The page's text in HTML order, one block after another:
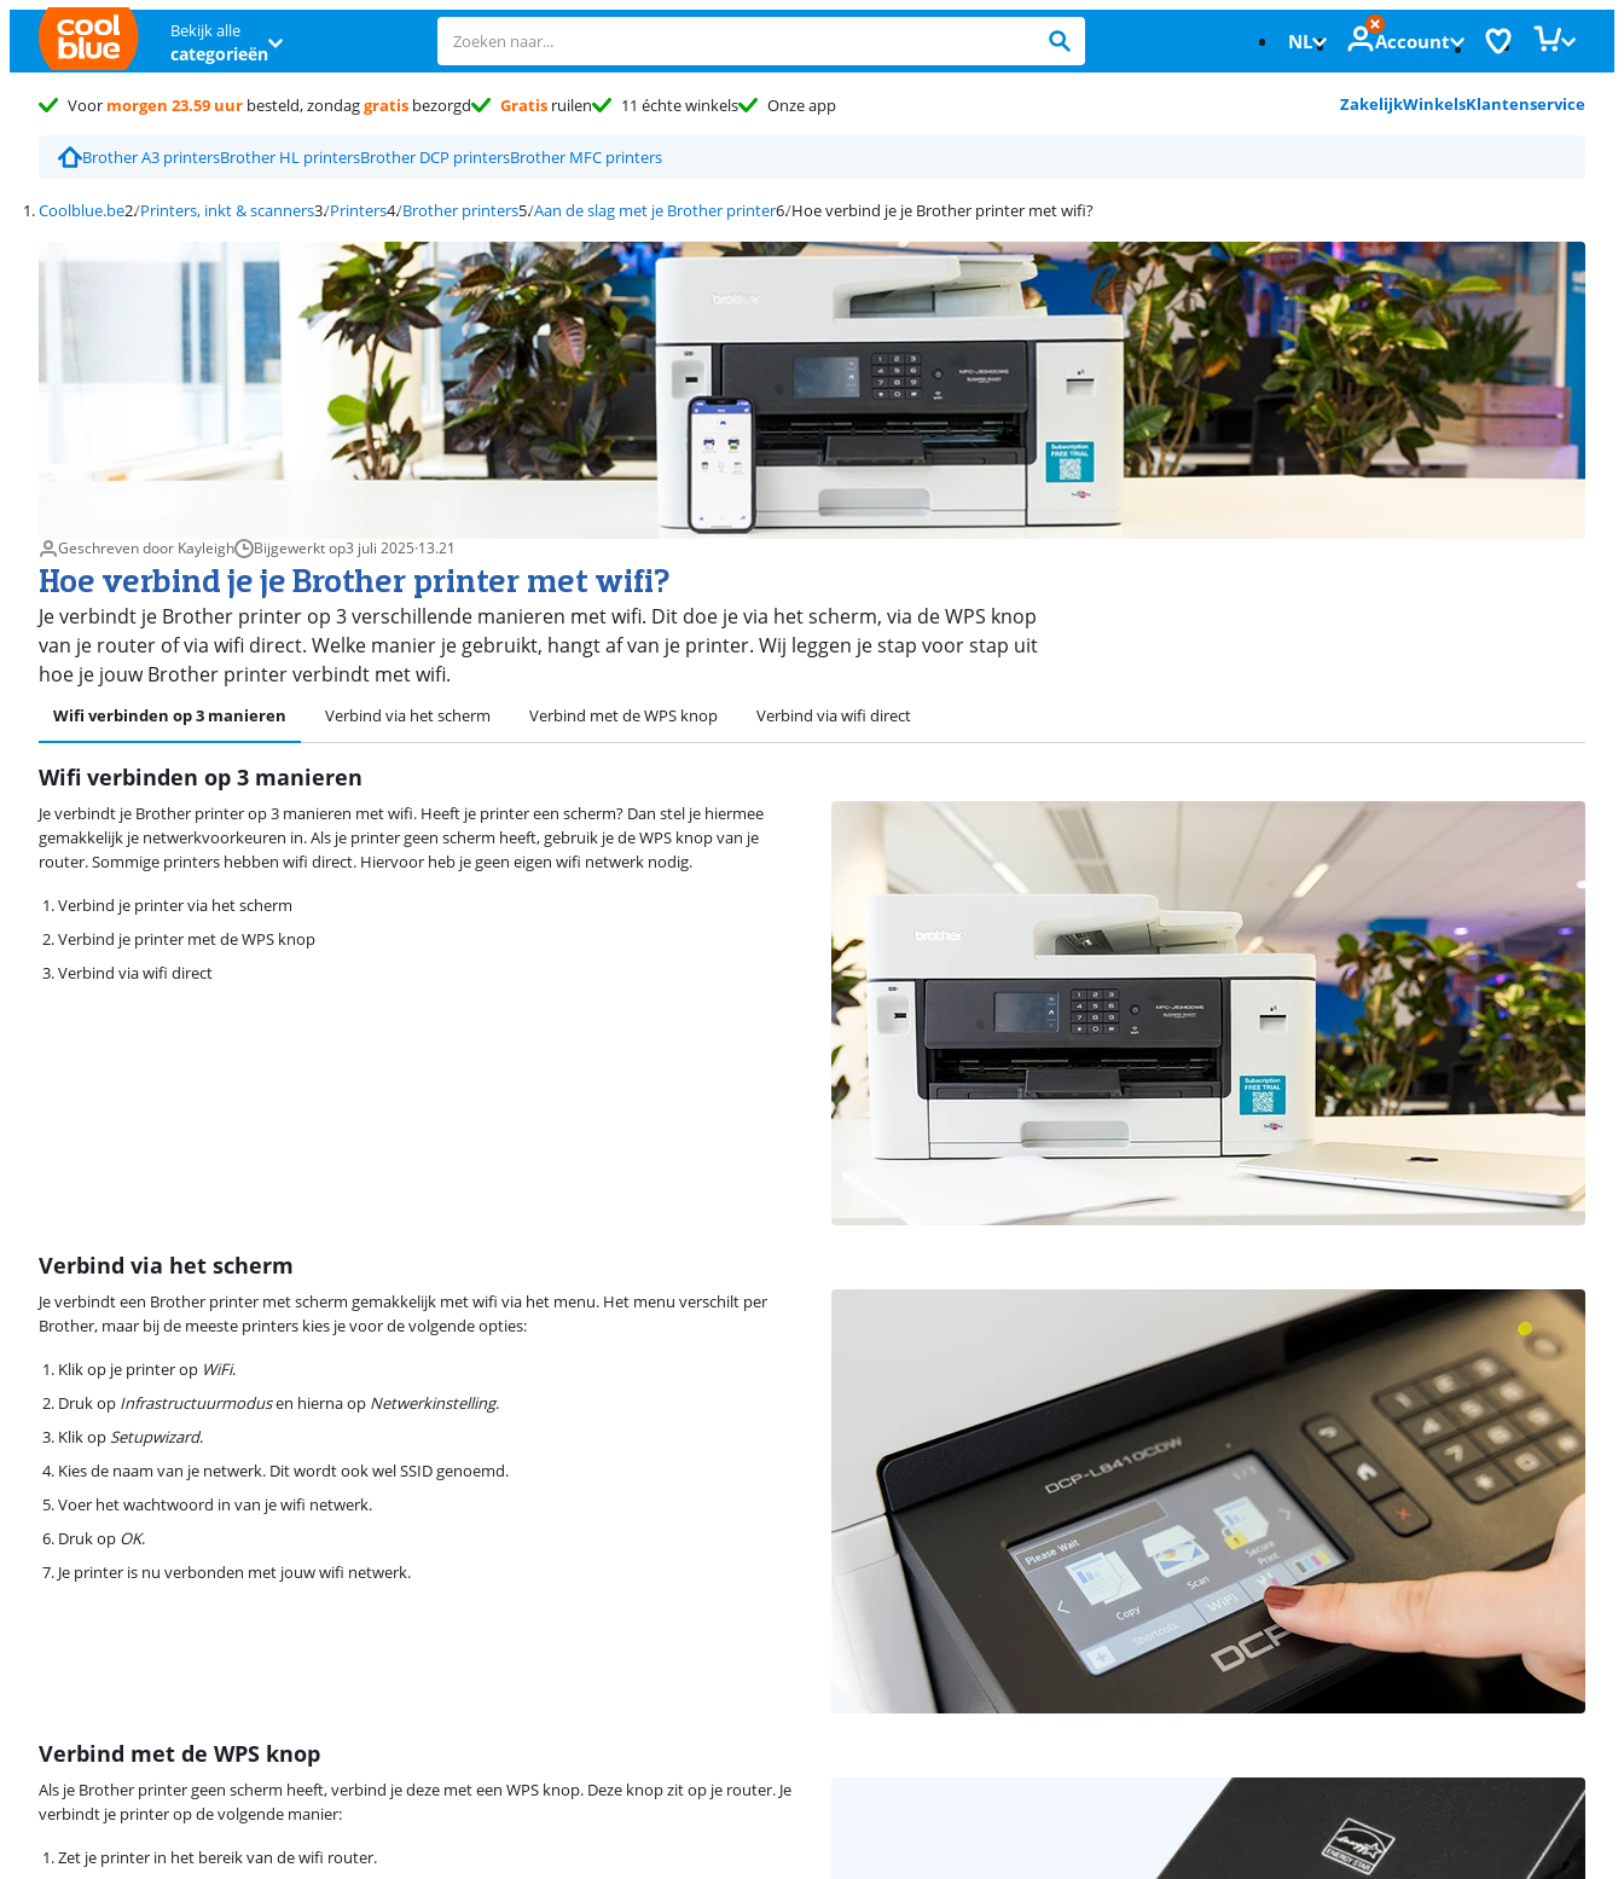
Bekijk alle
categorieën NL Account
Voor morgen 23.59 uur besteld, zondaggratis bezorgd Gratis ruilen 11 échte winkels Onze app ZakelijkWinkelsKlantenservice
Brother A3 printersBrother HL printersBrother DCP printersBrother MFC printers
Coolblue.be Printers, inkt & scanners Printers Brother printers Aan de slag met je Brother printer Hoe verbind je je Brother printer met wifi?
Geschreven door Kayleigh Bijgewerkt op3 juli 2025·13.21
Hoe verbind je je Brother printer met wifi?
Je verbindt je Brother printer op 3 verschillende manieren met wifi. Dit doe je via het scherm, via de WPS knop
van je router of via wifi direct. Welke manier je gebruikt, hangt af van je printer. Wij leggen je stap voor stap uit
hoe je jouw Brother printer verbindt met wifi.
Wifi verbinden op 3 manieren Verbind via het scherm Verbind met de WPS knop Verbind via wifi direct
Wifi verbinden op 3 manieren
Je verbindt je Brother printer op 3 manieren met wifi. Heeft je printer een scherm? Dan stel je hiermee
gemakkelijk je netwerkvoorkeuren in. Als je printer geen scherm heeft, gebruik je de WPS knop van je
router. Sommige printers hebben wifi direct. Hiervoor heb je geen eigen wifi netwerk nodig.
Verbind je printer via het scherm
Verbind je printer met de WPS knop
Verbind via wifi direct
Verbind via het scherm
Je verbindt een Brother printer met scherm gemakkelijk met wifi via het menu. Het menu verschilt per
Brother, maar bij de meeste printers kies je voor de volgende opties:
Klik op je printer op WiFi.
Druk op Infrastructuurmodusen hierna op Netwerkinstelling.
Klik opSetupwizard.
Kies de naam van je netwerk. Dit wordt ook wel SSID genoemd.
Voer het wachtwoord in van je wifi netwerk.
Druk op OK.
Je printer is nu verbonden met jouw wifi netwerk.
Verbind met de WPS knop
Als je Brother printer geen scherm heeft, verbind je deze met een WPS knop. Deze knop zit op je router. Je
verbindt je printer op de volgende manier:
Zet je printer in het bereik van de wifi router.